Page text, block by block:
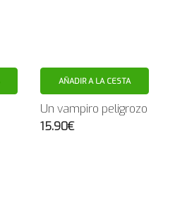
AÑADIR A LA CESTA
Un vampiro peligrozo
15.90€